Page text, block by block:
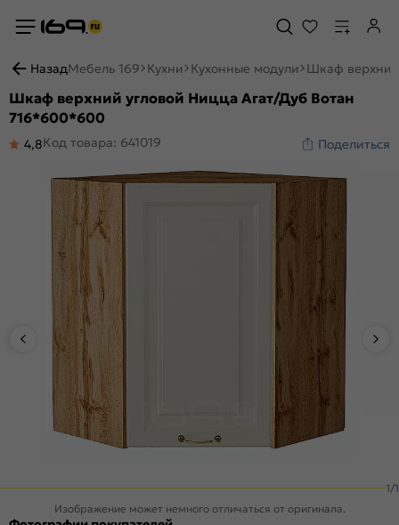
НазадМебель 169 Кухни Кухонные модули Шкаф
Шкаф верхний угловой Ницца Агат/Дуб Вотан
716*600*600
4,8Код товара: 641019 Поделиться
1/1
Изображение может немного отличаться от оригинала.